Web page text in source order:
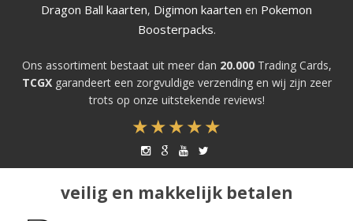
Dragon Ball kaarten, Digimon kaarten en Pokemon
Boosterpacks.
Ons assortiment bestaat uit meer dan 20.000Trading Cards,
TCGXgarandeert een zorgvuldige verzending en wij zijn zeer
trots op onze uitstekende reviews!
veilig en makkelijk betalen